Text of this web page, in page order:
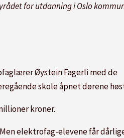
for utdanning i Oslo
Øystein Fagerli med de
skole åpnet dørene
kroner.
elektrofag-elevene får